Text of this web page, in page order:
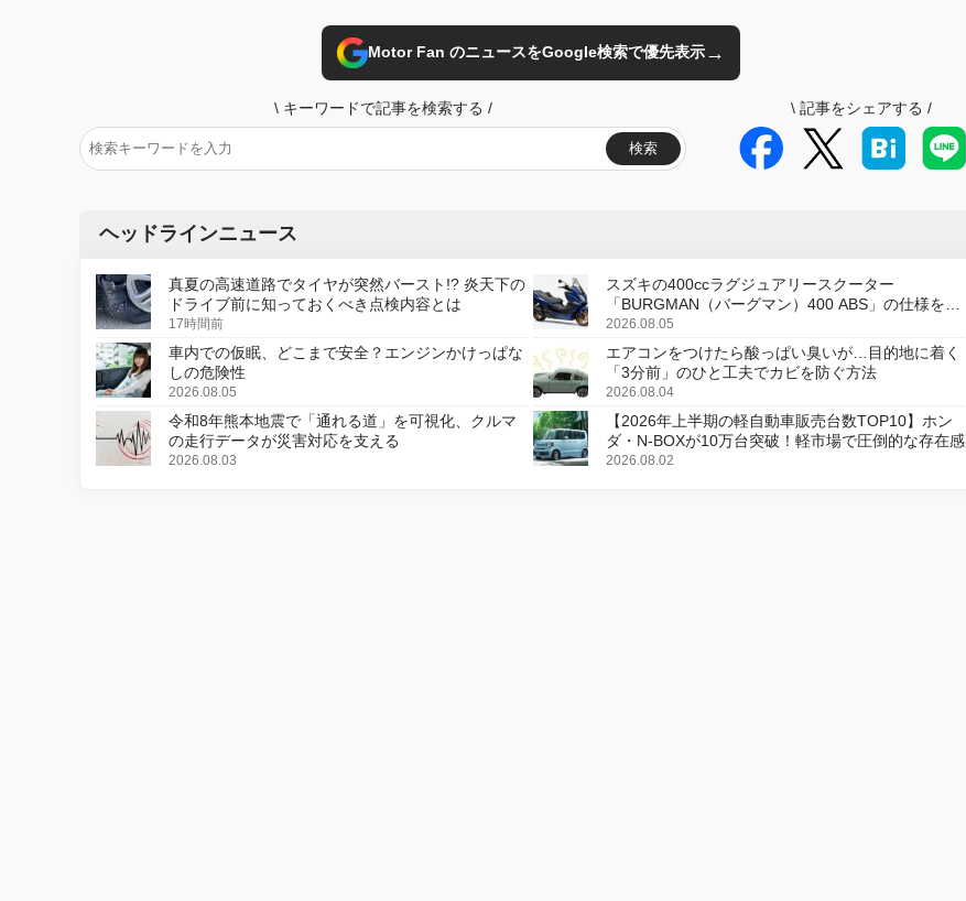
Motor Fan のニュースをGoogle検索で優先表示→
\ キーワードで記事を検索する /
検索
\ 記事をシェアする /
ヘッドラインニュース
真夏の高速道路でタイヤが突然バースト!? 炎天下の
ドライブ前に知っておくべき点検内容とは
17時間前
スズキの400ccラグジュアリースクーター
「BURGMAN（バーグマン）400 ABS」の仕様を変
更し、8月18日に発売
2026.08.05
車内での仮眠、どこまで安全？エンジンかけっぱな
しの危険性
2026.08.05
エアコンをつけたら酸っぱい臭いが…目的地に着く
「3分前」のひと工夫でカビを防ぐ方法
2026.08.04
令和8年熊本地震で「通れる道」を可視化、クルマ
の走行データが災害対応を支える
2026.08.03
【2026年上半期の軽自動車販売台数TOP10】ホン
ダ・N-BOXが10万台突破！軽市場で圧倒的な存在感
2026.08.02